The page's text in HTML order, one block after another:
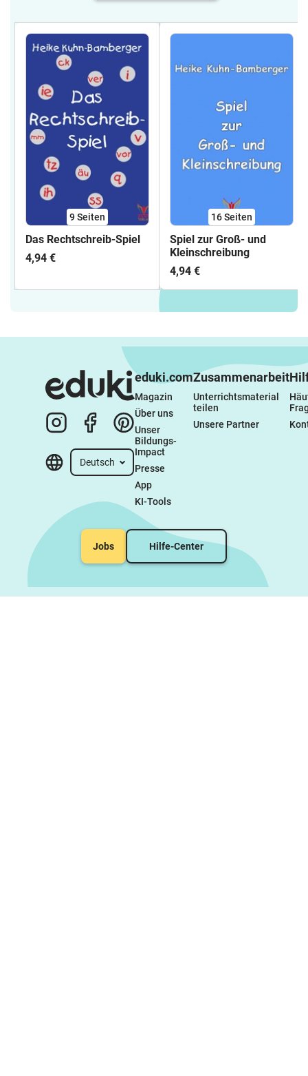
9Seiten
Das Rechtschreib-Spiel
4,94 €
16Seiten
Spiel zur Groß- und
Kleinschreibung
4,94 €
Deutsch
eduki.com
Magazin
Über uns
Unser
Bildungs-
Impact
Presse
App
KI-Tools
Zusammenarbeit
Unterrichtsmaterial
teilen
Unsere Partner
Jobs Hilfe-Center